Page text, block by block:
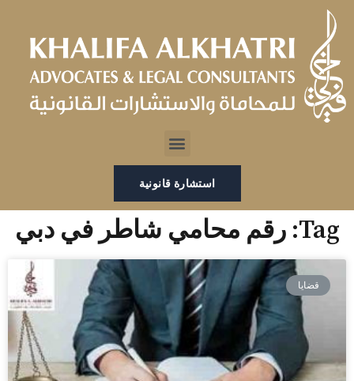
تخطي
المحتوى
Menu
استشارة قانونية
Tag: رقم محامي شاطر في دبي
قضايا